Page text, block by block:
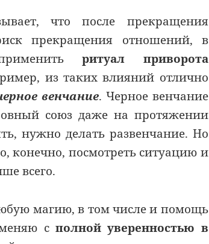
что после прекращения
прекращения отношений, в
ритуал приворота
из таких влияний отлично
венчание. Черное венчание
союз даже на протяжении
нужно делать развенчание. Но
конечно, посмотреть ситуацию и
всего.
магию, в том числе и помощь
сполной уверенностью в